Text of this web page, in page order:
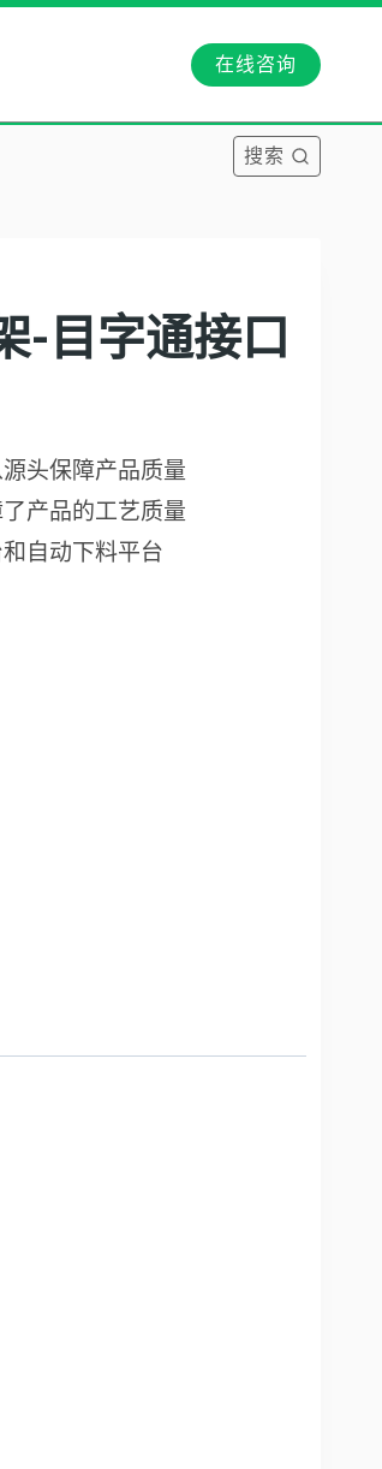
在线咨询
搜索
-目字通接口
头保障产品质量
产品的工艺质量
自动下料平台